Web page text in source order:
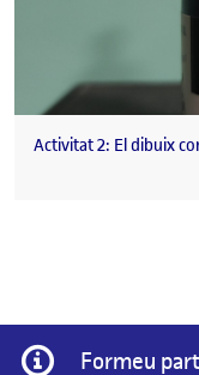
Activitat 2: El dibuix
Informació
Formeu